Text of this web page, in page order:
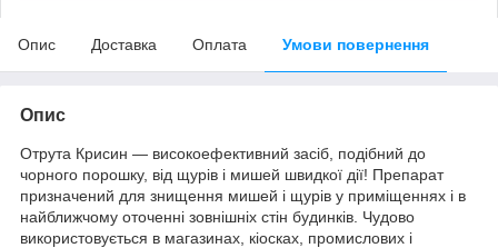
Опис Доставка Оплата Умови повернення
Опис
Отрута Крисин — високоефективний засіб, подібний до
чорного порошку, від щурів і мишей швидкої дії! Препарат
призначений для знищення мишей і щурів у приміщеннях і в
найближчому оточенні зовнішніх стін будинків. Чудово
використовується в магазинах, кіосках, промислових і